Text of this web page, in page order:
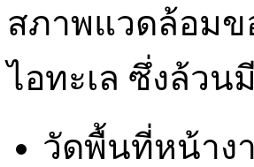
สภาพแวดล้อมข
ไอทะเล ซึ่งล้ว
วัดพื้นที่หน้าง